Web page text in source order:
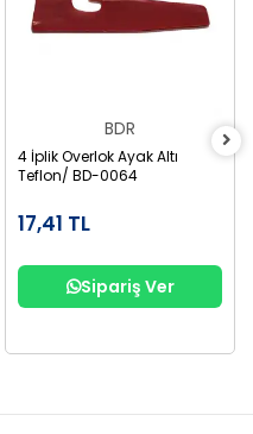
BDR
4 İplik Overlok Ayak Altı
Teflon/ BD-0064
17,41 TL
Sipariş Ver